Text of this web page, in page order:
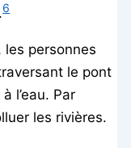
6
les personnes
le pont
l’eau. Par
les rivières.